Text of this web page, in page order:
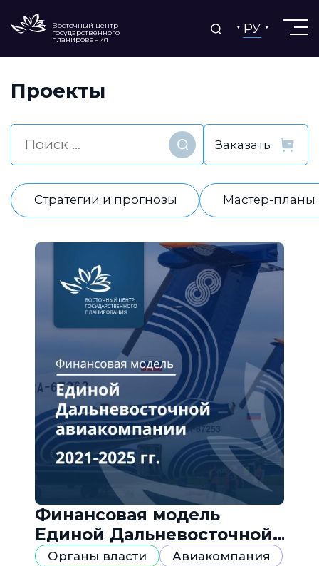
Восточный центр
государственного
планирования
РУ
Проекты
Найти
Стратегии и прогнозы Мастер-планы
Финансовая модель
Единой Дальневосточной
авиакомпании
Органы власти
Авиакомпания